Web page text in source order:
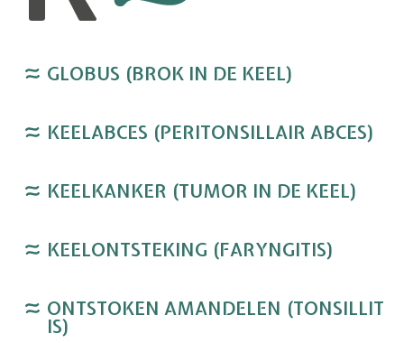
GLOBUS (BROK IN DE KEEL)
KEELABCES (PERITONSILLAIR ABCES)
KEELKANKER (TUMOR IN DE KEEL)
KEELONTSTEKING (FARYNGITIS)
ONTSTOKEN AMANDELEN (TONSILLIT
IS)